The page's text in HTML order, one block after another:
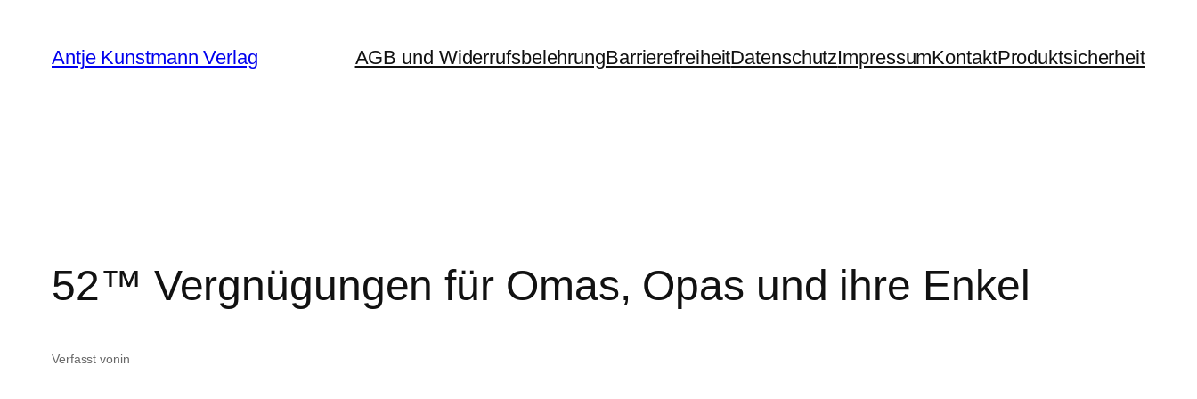
springen
Antje Kunstmann Verlag AGB und WiderrufsbelehrungBarrierefreiheitDatenschutzImpressumKontaktProduktsicherheit
52™ Vergnügungen für Omas, Opas und ihre Enkel
Verfasst vonin